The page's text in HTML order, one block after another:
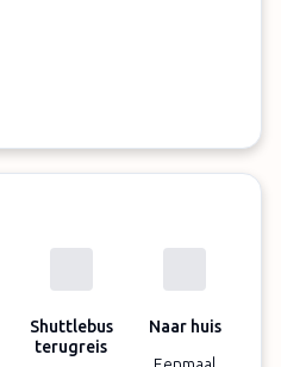
Shuttlebus
terugreis
Naar huis